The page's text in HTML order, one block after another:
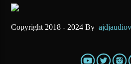
Copyright 2018 - 2024 By